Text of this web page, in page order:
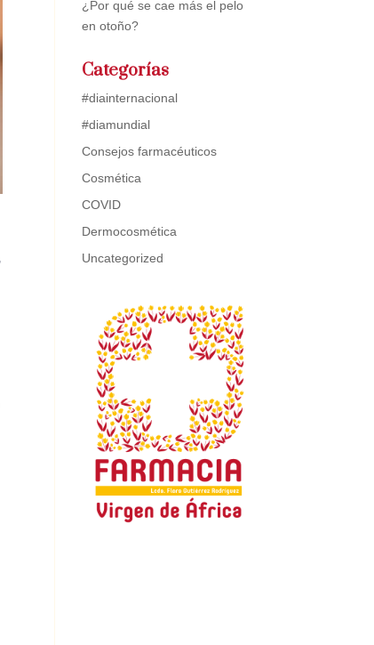
¿Por qué se cae más el pelo
en otoño?
Categorías
#diainternacional
#diamundial
Consejos farmacéuticos
Cosmética
COVID
Dermocosmética
Uncategorized